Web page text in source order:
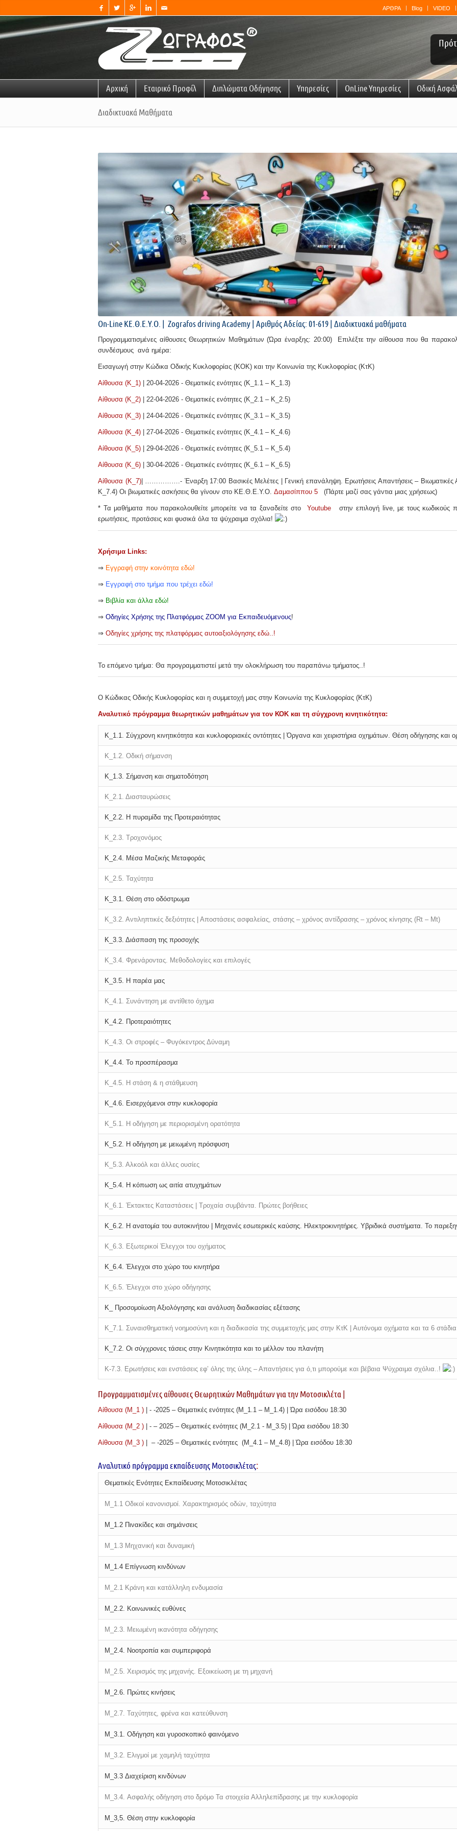
    ✉ ΑΡΘΡΑ Blog VIDEO
Αρχική Εταιρικό Προφίλ Διπλώματα Οδήγησης Υπηρεσίες OnLine Υπηρεσίες Οδική
Διαδικτυακά Μαθήματα
On-Line ΚΕ.Θ.Ε.Υ.Ο. | Zografos driving Academy | Αριθμός Αδείας: 01-619 | Διαδικτυακά μαθήματα
Προγραμματισμένες αίθουσες Θεωρητικών Μαθημάτων (Ώρα έναρξης: 20:00) Επιλέξτε την αίθουσα που θα
συνδέσμους ανά ημέρα:
Εισαγωγή στην Κώδικα Οδικής Κυκλοφορίας (ΚΟΚ) και την Κοινωνία της Κυκλοφορίας (ΚτΚ)
Αίθουσα (Κ_1) | 20-04-2026 - Θεματικές ενότητες (K_1.1 – Κ_1.3)
Αίθουσα (Κ_2) | 22-04-2026 - Θεματικές ενότητες (Κ_2.1 – Κ_2.5)
Αίθουσα (Κ_3) | 24-04-2026 - Θεματικές ενότητες (Κ_3.1 – Κ_3.5)
Αίθουσα (Κ_4) | 27-04-2026 - Θεματικές ενότητες (Κ_4.1 – Κ_4.6)
Αίθουσα (Κ_5) | 29-04-2026 - Θεματικές ενότητες (Κ_5.1 – Κ_5.4)
Αίθουσα (Κ_6) | 30-04-2026 - Θεματικές ενότητες (Κ_6.1 – Κ_6.5)
Αίθουσα (Κ_7)| …………….- Έναρξη 17:00 Βασικές Μελέτες | Γενική επανάληψη. Ερωτήσεις Απαντήσεις – Βιωματικές
Κ_7.4) Οι βιωματικές ασκήσεις θα γίνουν στο ΚΕ.Θ.Ε.Υ.Ο. Δαμασίππου 5 (Πάρτε μαζί σας γάντια μιας χρήσεως)
* Τα μαθήματα που παρακολουθείτε μπορείτε να τα ξαναδείτε στο Youtubeστην επιλογή live, με τους κωδικούς
ερωτήσεις, προτάσεις και φυσικά όλα τα ψύχραιμα σχόλια!
Χρήσιμα Links:
⇒ Εγγραφή στην κοινότητα εδώ!
⇒ Εγγραφή στο τμήμα που τρέχει εδώ!
⇒ Βιβλία και άλλα εδώ!
⇒ Οδηγίες Χρήσης της Πλατφόρμας ZOOM για Εκπαιδευόμενους!
⇒ Οδηγίες χρήσης της πλατφόρμας αυτοαξιολόγησης εδώ..!
Το επόμενο τμήμα: Θα προγραμματιστεί μετά την ολοκλήρωση του παραπάνω τμήματος..!
Ο Κώδικας Οδικής Κυκλοφορίας και η συμμετοχή μας στην Κοινωνία της Κυκλοφορίας (ΚτΚ)
Αναλυτικό πρόγραμμα θεωρητικών μαθημάτων για τον ΚΟΚ και τη σύγχρονη κινητικότητα:
Κ_1.1. Σύγχρονη κινητικότητα και κυκλοφοριακές οντότητες |Όργανα και χειριστήρια οχημάτων. Θέση οδήγησης και
Κ_1.2. Οδική σήμανση
Κ_1.3. Σήμανση και σηματοδότηση
Κ_2.1. Διασταυρώσεις
Κ_2.2. Η πυραμίδα της Προτεραιότητας
Κ_2.3. Τροχονόμος
Κ_2.4. Μέσα Μαζικής Μεταφοράς
Κ_2.5. Ταχύτητα
Κ_3.1. Θέση στο οδόστρωμα
Κ_3.2. Αντιληπτικές δεξιότητες | Αποστάσεις ασφαλείας, στάσης – χρόνος αντίδρασης – χρόνος κίνησης (Rt – Mt)
Κ_3.3. Διάσπαση της προσοχής
Κ_3.4. Φρενάροντας. Μεθοδολογίες και επιλογές
Κ_3.5. Η παρέα μας
Κ_4.1. Συνάντηση με αντίθετο όχημα
Κ_4.2. Προτεραιότητες
Κ_4.3. Οι στροφές – Φυγόκεντρος Δύναμη
Κ_4.4. Το προσπέρασμα
Κ_4.5. Η στάση & η στάθμευση
Κ_4.6. Εισερχόμενοι στην κυκλοφορία
Κ_5.1. Η οδήγηση με περιορισμένη ορατότητα
Κ_5.2. Η οδήγηση με μειωμένη πρόσφυση
Κ_5.3. Αλκοόλ και άλλες ουσίες
Κ_5.4. Η κόπωση ως αιτία ατυχημάτων
Κ_6.1. Έκτακτες Καταστάσεις | Τροχαία συμβάντα. Πρώτες βοήθειες
Κ_6.2. Η ανατομία του αυτοκινήτου | Μηχανές εσωτερικές καύσης. Ηλεκτροκινητήρες. Υβριδικά συστήματα. Το
Κ_6.3. Εξωτερικοί Έλεγχοι του οχήματος
Κ_6.4. Έλεγχοι στο χώρο του κινητήρα
Κ_6.5. Έλεγχοι στο χώρο οδήγησης
Κ_ Προσομοίωση Αξιολόγησης και ανάλυση διαδικασίας εξέτασης
Κ_7.1. Συναισθηματική νοημοσύνη και η διαδικασία της συμμετοχής μας στην ΚτΚ | Αυτόνομα οχήματα και τα 6
K_7.2. Οι σύγχρονες τάσεις στην Κινητικότητα και το μέλλον του πλανήτη
Κ-7.3. Ερωτήσεις και ενστάσεις εφ’ όλης της ύλης – Απαντήσεις για ό,τι μπορούμε και βέβαια Ψύχραιμα σχόλια..!
Προγραμματισμένες αίθουσες Θεωρητικών Μαθημάτων για την Μοτοσικλέτα |
Αίθουσα (Μ_1 ) - -2025 – Θεματικές ενότητες (Μ_1.1 – Μ_1.4) |Ώρα εισόδου 18:30
Αίθουσα (Μ_2 ) - – 2025 – Θεματικές ενότητες (Μ_2.1 ​​- Μ_3.5) |Ώρα εισόδου 18:30
Αίθουσα (Μ_3 ) | – -2025 – Θεματικές ενότητες (Μ_4.1 – Μ_4.8) | Ώρα εισόδου 18:30
Αναλυτικό πρόγραμμα εκπαίδευσης Μοτοσικλέτας:
Θεματικές Ενότητες Εκπαίδευσης Μοτοσικλέτας
M_1.1 Οδικοί κανονισμοί. Χαρακτηρισμός οδών, ταχύτητα
M_1.2 Πινακίδες και σημάνσεις
M_1.3 Μηχανική και δυναμική
M_1.4 Επίγνωση κινδύνων
M_2.1 Κράνη και κατάλληλη ενδυμασία
M_2.2. Κοινωνικές ευθύνες
M_2.3. Μειωμένη ικανότητα οδήγησης
M_2.4. Νοοτροπία και συμπεριφορά
M_2.5. Χειρισμός της μηχανής. Εξοικείωση με τη μηχανή
M_2.6. Πρώτες κινήσεις
M_2.7. Ταχύτητες, φρένα και κατεύθυνση
M_3.1. Οδήγηση και γυροσκοπικό φαινόμενο
M_3.2. Ελιγμοί με χαμηλή ταχύτητα
M_3.3 Διαχείριση κινδύνων
M_3.4. Ασφαλής οδήγηση στο δρόμο Τα στοιχεία Αλληλεπίδρασης με την κυκλοφορία
Μ_3,5. Θέση στην κυκλοφορία